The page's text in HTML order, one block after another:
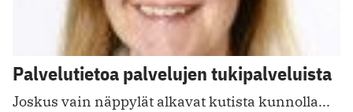
Palvelutietoa palvelujen tukipalveluista
Joskus vain näppylät alkavat kutista kunnolla...